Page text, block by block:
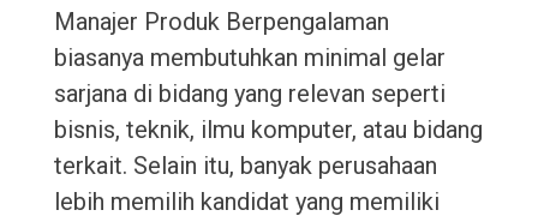
Manajer Produk Berpengalaman
biasanya membutuhkan minimal gelar
sarjana di bidang yang relevan seperti
bisnis, teknik, ilmu komputer, atau bidang
terkait. Selain itu, banyak perusahaan
lebih memilih kandidat yang memiliki